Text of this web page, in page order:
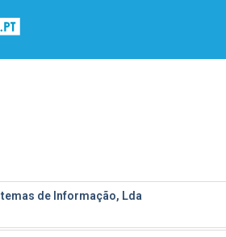
de Informação, Lda